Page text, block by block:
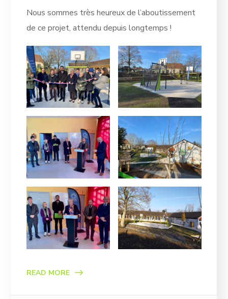
Nous sommes très heureux de l’aboutissement
de ce projet, attendu depuis longtemps !
READ MORE